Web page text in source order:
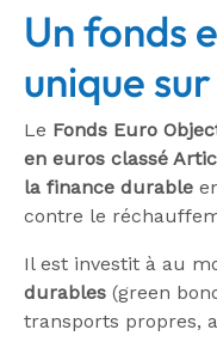
Un fonds
unique
Le Fonds Euro
en euros classé
la finance durable
contre le
Il est investit à au
durables (green
transports propres,